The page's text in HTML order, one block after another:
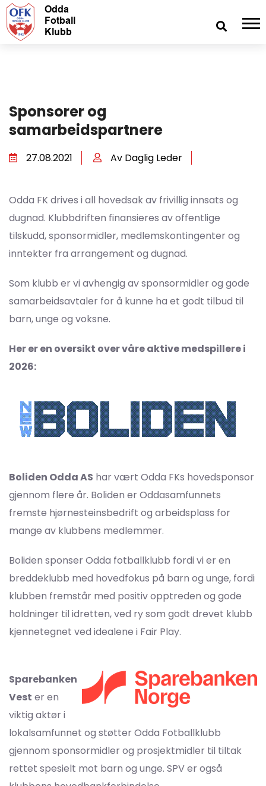
Sponsorer og
samarbeidspartnere
27.08.2021 Av Daglig Leder
Odda FK drives i all hovedsak av frivillig innsats og
dugnad. Klubbdriften finansieres av offentlige
tilskudd, sponsormidler, medlemskontingenter og
inntekter fra arrangement og dugnad.
Som klubb er vi avhengig av sponsormidler og gode
samarbeidsavtaler for å kunne ha et godt tilbud til
barn, unge og voksne.
Her er en oversikt over våre aktive medspillere i
2026:
Boliden Odda AS har vært Odda FKs hovedsponsor
gjennom flere år. Boliden er Oddasamfunnets
fremste hjørnesteinsbedrift og arbeidsplass for
mange av klubbens medlemmer.
Boliden sponser Odda fotballklubb fordi vi er en
breddeklubb med hovedfokus på barn og unge, fordi
klubben fremstår med positiv opptreden og gode
holdninger til idretten, ved ry som godt drevet klubb
kjennetegnet ved idealene i Fair Play.
Sparebanken
Vest er en
viktig aktør i
lokalsamfunnet og støtter Odda Fotballklubb
gjennom sponsormidler og prosjektmidler til tiltak
rettet spesielt mot barn og unge. SPV er også